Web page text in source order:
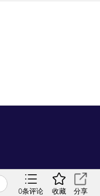
0条评论 收藏 分享